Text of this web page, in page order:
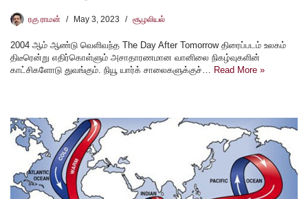
ரகு ராமன் May 3, 2023 சூழலியல்
2004 ஆம் ஆண்டு வெளிவந்த The Day After Tomorrow திரைப்படம் உலகம்
திடீரென்று எதிர்கொள்ளும் அசாதாரணமான வானிலை நிகழ்வுகளின்
காட்சிகளோடு துவங்கும். நியூ யார்க் சாலைகளுக்குச்…
Read More »